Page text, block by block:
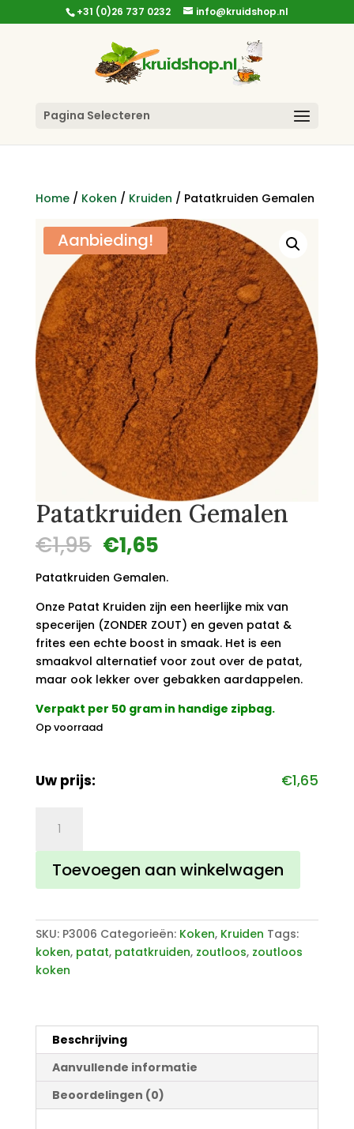
+31 (0)26 737 0232 info@kruidshop.nl
Pagina Selecteren
Home/ Koken / Kruiden / Patatkruiden Gemalen
Aanbieding!
Patatkruiden Gemalen
€1,95 Oorspronkelijke
prijs
was:
€1,95.
€1,65Huidige
is:
€1,65.
Patatkruiden Gemalen.
Onze Patat Kruiden zijn een heerlijke mix van
specerijen (ZONDER ZOUT) en geven patat &
frites een echte boost in smaak. Het is een
smaakvol alternatief voor zout over de patat,
maar ook lekker over gebakken aardappelen.
Verpakt per 50 gram in handige zipbag.
Op voorraad
Uw prijs: €1,65
Gemalen
aantal
Toevoegen aan winkelwagen
SKU: P3006 Categorieën: Koken, Kruiden Tags:
koken, patat, patatkruiden, zoutloos, zoutloos
koken
Beschrijving
Aanvullende informatie
Beoordelingen (0)